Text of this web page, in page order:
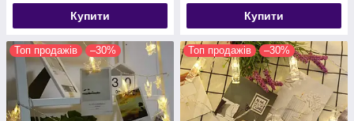
Купити Купити
Топ продажів –30% Топ продажів –30%